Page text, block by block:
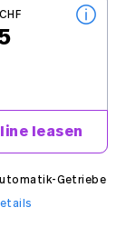
leasen
Getriebe